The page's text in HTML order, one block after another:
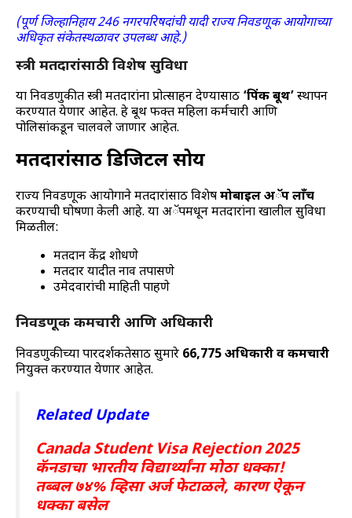
(पूर्ण जिल्हानिहाय 246 नगरपरिषदांची यादी राज्य निवडणूक आयोगाच्या
अधिकृत संकेतस्थळावर उपलब्ध आहे.)
स्त्री मतदारांसाठी विशेष सुविधा
या निवडणुकीत स्त्री मतदारांना प्रोत्साहन देण्यासाठी ‘पिंक बूथ’ स्थापन
करण्यात येणार आहेत. हे बूथ फक्त महिला कर्मचारी आणि
पोलिसांकडून चालवले जाणार आहेत.
मतदारांसाठी डिजिटल सोय
राज्य निवडणूक आयोगाने मतदारांसाठी विशेषमोबाईल अॅप लाँच
करण्याची घोषणा केली आहे. या अॅपमधून मतदारांना खालील सुविधा
मिळतील:
मतदान केंद्र शोधणे
मतदार यादीत नाव तपासणे
उमेदवारांची माहिती पाहणे
निवडणूक कर्मचारी आणि अधिकारी
निवडणुकीच्या पारदर्शकतेसाठी सुमारे 66,775 अधिकारी व कर्मचारी
नियुक्त करण्यात येणार आहेत.
Related Update
Canada Student Visa Rejection 2025
कॅनडाचा भारतीय विद्यार्थ्यांना मोठा धक्का!
तब्बल ७४% व्हिसा अर्ज फेटाळले, कारण ऐकून
धक्का बसेल